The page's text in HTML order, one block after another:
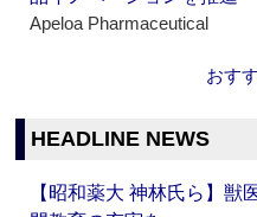
Apeloa Pharmaceutical
おす
HEADLINE NEWS
【昭和薬大 神林氏ら】獣